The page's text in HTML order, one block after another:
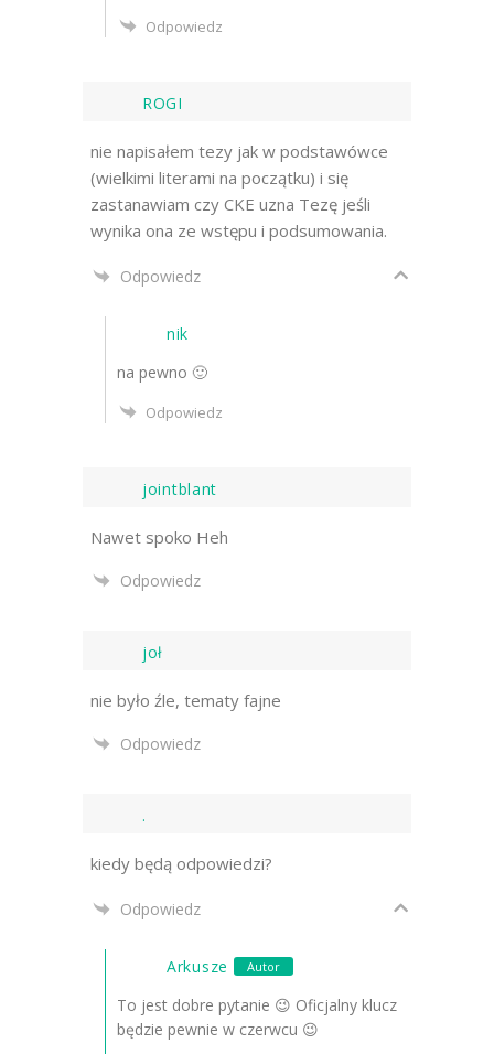
Odpowiedz
ROGI
nie napisałem tezy jak w podstawówce
(wielkimi literami na początku) i się
zastanawiam czy CKE uzna Tezę jeśli
wynika ona ze wstępu i podsumowania.
Odpowiedz
nik
na pewno 🙂
Odpowiedz
jointblant
Nawet spoko Heh
Odpowiedz
joł
nie było źle, tematy fajne
Odpowiedz
.
kiedy będą odpowiedzi?
Odpowiedz
Arkusze Autor
To jest dobre pytanie 😉 Oficjalny klucz
będzie pewnie w czerwcu 😉